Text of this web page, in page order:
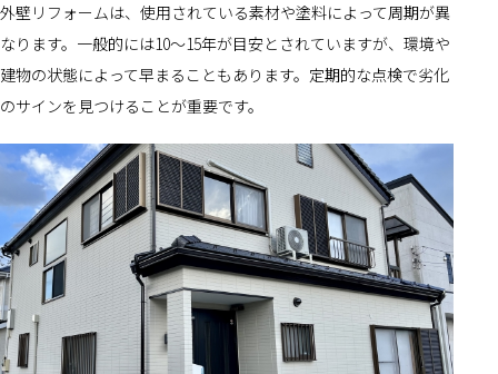
外壁リフォームは、使用されている素材や塗料によって周期が異
なります。一般的には10～15年が目安とされていますが、環境や
建物の状態によって早まることもあります。定期的な点検で劣化
のサインを見つけることが重要です。